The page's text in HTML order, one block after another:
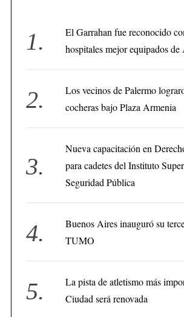
El Garrahan fue reconocido
hospitales mejor equipados
Los vecinos de Palermo
cocheras bajo Plaza Armenia
Nueva capacitación en
para cadetes del Instituto
Seguridad Pública
Buenos Aires inauguró su
TUMO
La pista de atletismo más
Ciudad será renovada